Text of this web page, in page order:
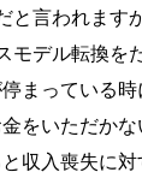
と言われます
モデル転換を
まっている
をいただかな
収入喪失に対